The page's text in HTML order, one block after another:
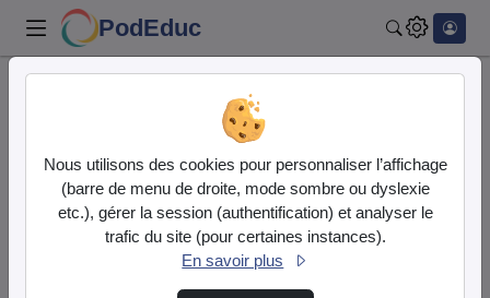
PodEduc
TRIANGLES SEMBLABLES Calculer des longueurs …
Nous utilisons des cookies pour personnaliser l’affichage
(barre de menu de droite, mode sombre ou dyslexie
etc.), gérer la session (authentification) et analyser le
trafic du site (pour certaines instances).
En savoir plus